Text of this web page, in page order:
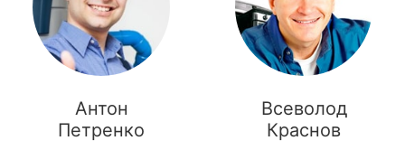
Антон
Петренко
Всеволод
Краснов